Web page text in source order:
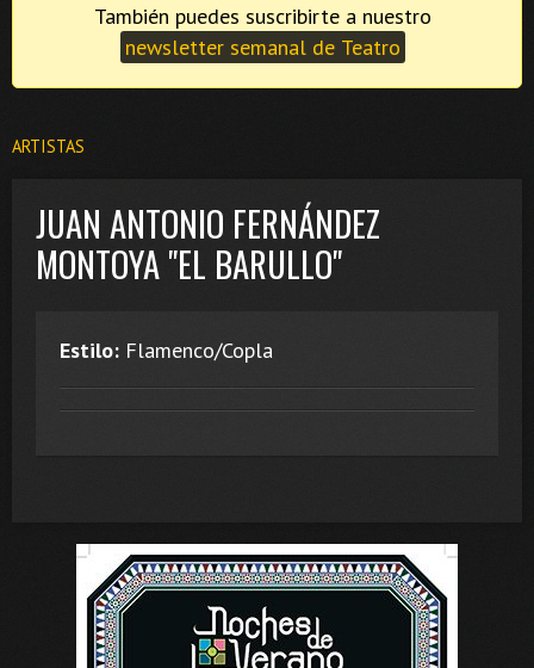
newsletter semanal de Teatro
ARTISTAS
JUAN ANTONIO FERNÁNDEZ
MONTOYA "EL BARULLO"
Estilo: Flamenco/Copla